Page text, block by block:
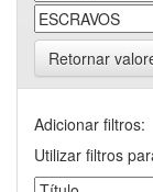
Retornar
Adicionar filtros:
Utilizar filtros